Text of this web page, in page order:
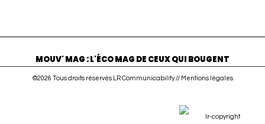
MOUV' MAG : L'ÉCO MAG DE CEUX QUI BOUGENT
©2026 Tous droits réservés LR Communicability // Mentions légales